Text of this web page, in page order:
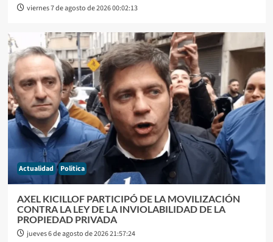
viernes 7 de agosto de 2026 00:02:13
Actualidad Politica
AXEL KICILLOF PARTICIPÓ DE LA MOVILIZACIÓN
CONTRA LA LEY DE LA INVIOLABILIDAD DE LA
PROPIEDAD PRIVADA
jueves 6 de agosto de 2026 21:57:24